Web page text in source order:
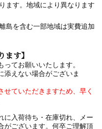
ます。地域により異なります
島を含む一部地域は実費追加
ます】
てお願いいたします。
添えない場合がございま
ていただきますため、早く
に入荷待ち・在庫切れ、メー
がございます。何卒ご理解頂